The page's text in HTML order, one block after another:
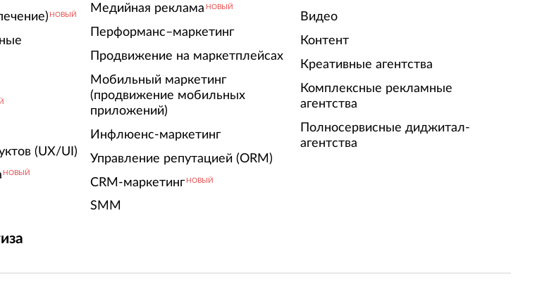
НОВЫЙ
(UX/UI)
НОВЫЙ
Медийная реклама НОВЫЙ
Перформанс–маркетинг
Продвижение на маркетплейсах
Мобильный маркетинг
(продвижение мобильных
приложений)
Инфлюенс-маркетинг
Управление репутацией (ORM)
CRM-маркетинг НОВЫЙ
SMM
Видео
Контент
Креативные агентства
Комплексные рекламные
агентства
Полносервисные диджитал-
агентства